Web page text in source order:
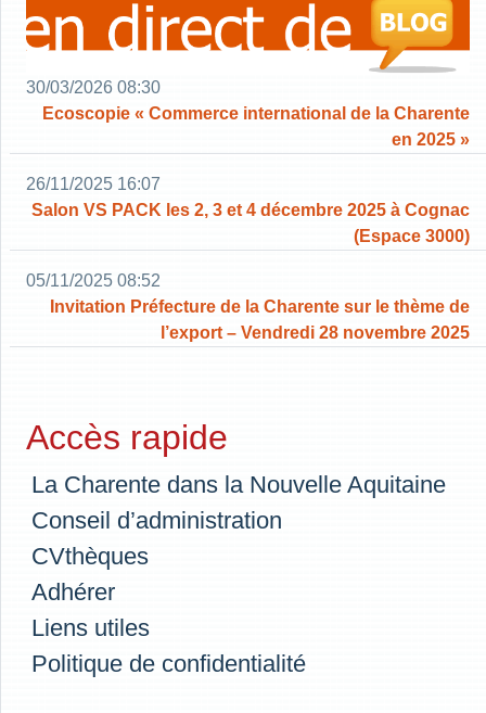
30/03/2026 08:30
Ecoscopie « Commerce international de la Charente
en 2025 »
26/11/2025 16:07
Salon VS PACK les 2, 3 et 4 décembre 2025 à Cognac
(Espace 3000)
05/11/2025 08:52
Invitation Préfecture de la Charente sur le thème de
l’export – Vendredi 28 novembre 2025
Accès rapide
La Charente dans la Nouvelle Aquitaine
Conseil d’administration
CVthèques
Adhérer
Liens utiles
Politique de confidentialité